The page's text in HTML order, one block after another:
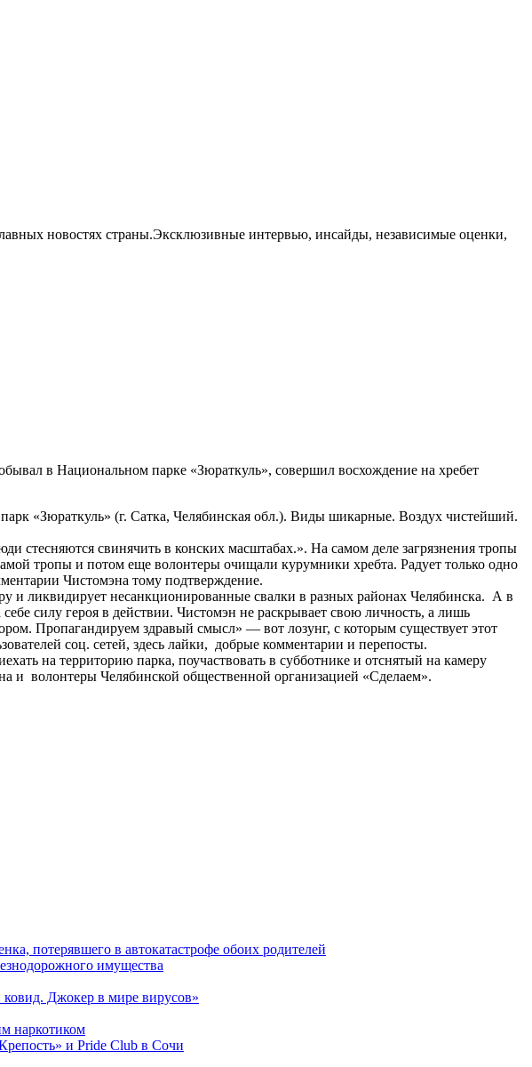
новостях страны.Эксклюзивные интервью, инсайды, независимые оценки,
в Национальном парке «Зюраткуль», совершил восхождение на хребет
«Зюраткуль» (г. Сатка, Челябинская обл.). Виды шикарные. Воздух чистейший.
стесняются свинячить в конских масштабах.». На самом деле загрязнения тропы
тропы и потом еще волонтеры очищали курумники хребта. Радует только одно
Чистомэна тому подтверждение.
и ликвидирует несанкционированные свалки в разных районах Челябинска. А в
силу героя в действии. Чистомэн не раскрывает свою личность, а лишь
Пропагандируем здравый смысл» — вот лозунг, с которым существует этот
соц. сетей, здесь лайки, добрые комментарии и перепосты.
на территорию парка, поучаствовать в субботнике и отснятый на камеру
и волонтеры Челябинской общественной организацией «Сделаем».
потерявшего в автокатастрофе обоих родителей
имущества
Джокер в мире вирусов»
наркотиком
и Pride Club в Сочи